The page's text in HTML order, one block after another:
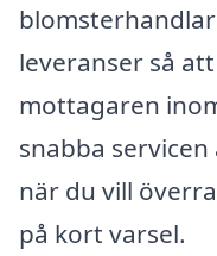
leveranser så
mottagaren
snabba
när du vill
på kort varsel.